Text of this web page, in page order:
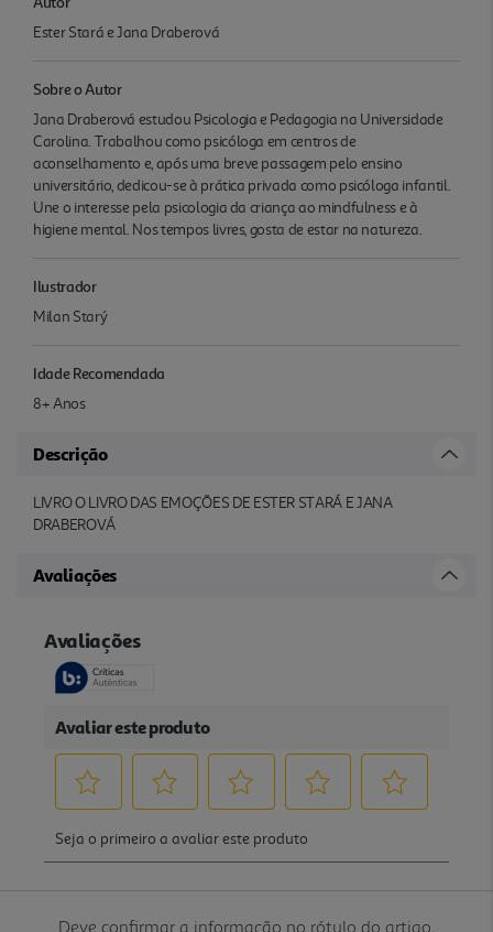
Ester Stará e Jana Draberová
Sobre o Autor
Jana Draberová estudou Psicologia e Pedagogia na Universidade
Carolina. Trabalhou como psicóloga em centros de
aconselhamento e, após uma breve passagem pelo ensino
universitário, dedicou-se à prática privada como psicóloga infantil.
Une o interesse pela psicologia da criança ao mindfulness e à
higiene mental. Nos tempos livres, gosta de estar na natureza.
Ilustrador
Milan Starý
Idade Recomendada
8+ Anos
Descrição
LIVRO O LIVRO DAS EMOÇÕES DE ESTER STARÁ E JANA
DRABEROVÁ
Avaliações
Deve confirmar a informação no rótulo do artigo.